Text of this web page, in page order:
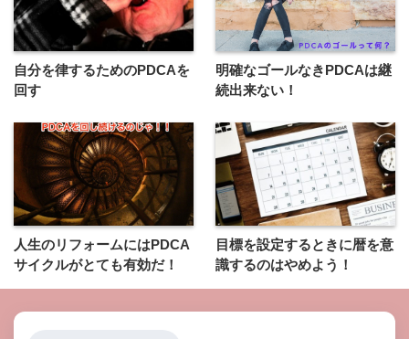
自分を律するためのPDCAを
回す
明確なゴールなきPDCAは継
続出来ない！
人生のリフォームにはPDCA
サイクルがとても有効だ！
目標を設定するときに暦を意
識するのはやめよう！